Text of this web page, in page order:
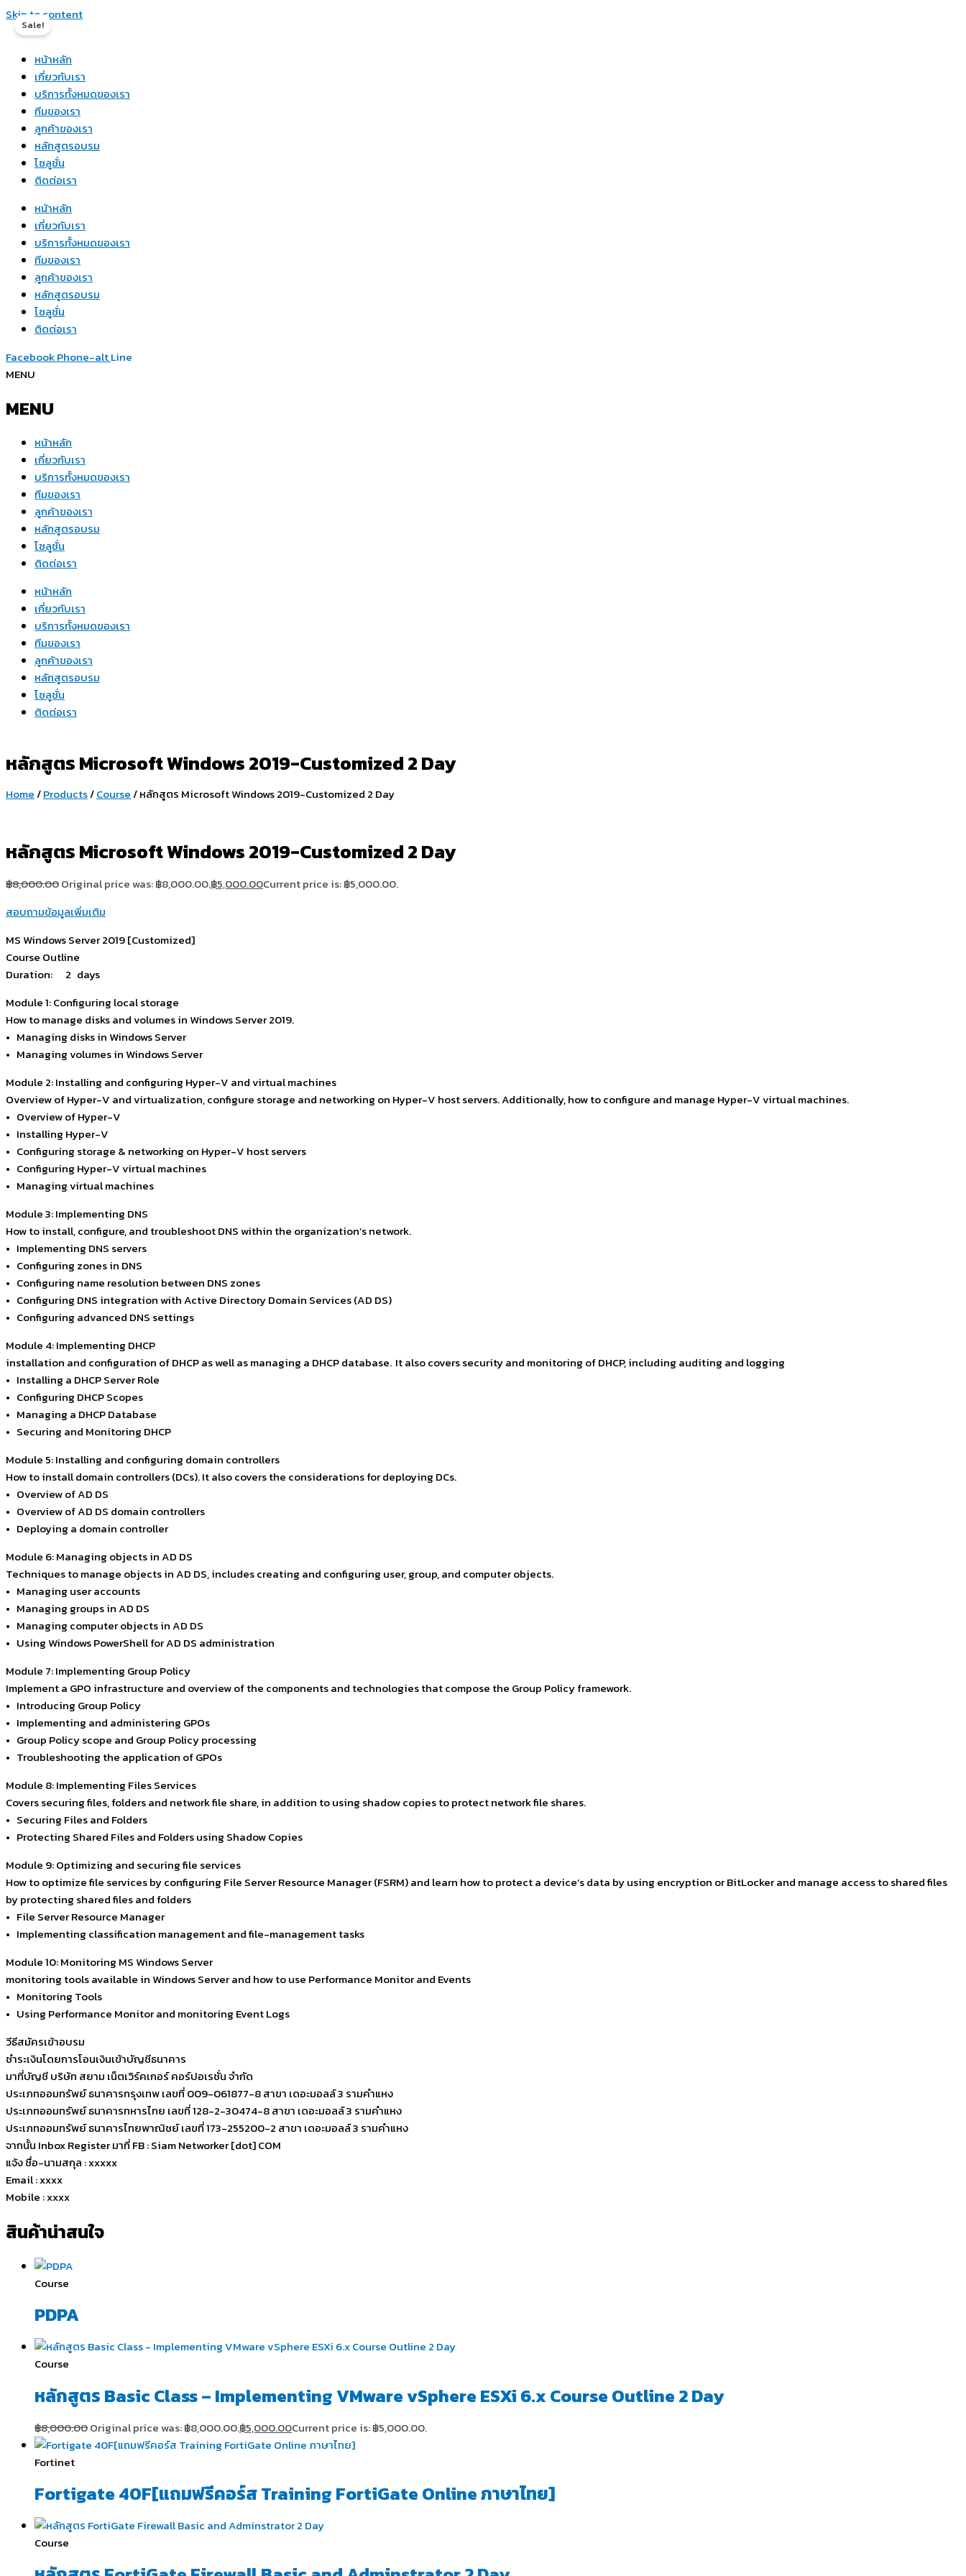
Skip to content
หน้าหลัก
เกี่ยวกับเรา
บริการทั้งหมดของเรา
ทีมของเรา
ลูกค้าของเรา
หลักสูตรอบรม
โซลูชั่น
ติดต่อเรา
หน้าหลัก
เกี่ยวกับเรา
บริการทั้งหมดของเรา
ทีมของเรา
ลูกค้าของเรา
หลักสูตรอบรม
โซลูชั่น
ติดต่อเรา
FacebookPhone-altLine
MENU
MENU
หน้าหลัก
เกี่ยวกับเรา
บริการทั้งหมดของเรา
ทีมของเรา
ลูกค้าของเรา
หลักสูตรอบรม
โซลูชั่น
ติดต่อเรา
หน้าหลัก
เกี่ยวกับเรา
บริการทั้งหมดของเรา
ทีมของเรา
ลูกค้าของเรา
หลักสูตรอบรม
โซลูชั่น
ติดต่อเรา
หลักสูตร Microsoft Windows 2019-Customized 2 Day
Home/Products/Course/ หลักสูตร Microsoft Windows 2019-Customized 2 Day
Sale!
หลักสูตร Microsoft Windows 2019-Customized 2 Day
฿8,000.00Original price was: ฿8,000.00.฿5,000.00Current price is: ฿5,000.00.
สอบถามข้อมูลเพิ่มเติม
MS Windows Server 2019 [Customized]
Course Outline
Duration: 2 days
Module 1: Configuring local storage
How to manage disks and volumes in Windows Server 2019.
• Managing disks in Windows Server
• Managing volumes in Windows Server
Module 2: Installing and configuring Hyper-V and virtual machines
Overview of Hyper-V and virtualization, configure storage and networking on Hyper-V host servers. Additionally, how to configure and manage Hyper-V virtual machines.
• Overview of Hyper-V
• Installing Hyper-V
• Configuring storage & networking on Hyper-V host servers
• Configuring Hyper-V virtual machines
• Managing virtual machines
Module 3: Implementing DNS
How to install, configure, and troubleshoot DNS within the organization’s network.
• Implementing DNS servers
• Configuring zones in DNS
• Configuring name resolution between DNS zones
• Configuring DNS integration with Active Directory Domain Services (AD DS)
• Configuring advanced DNS settings
Module 4: Implementing DHCP
installation and configuration of DHCP as well as managing a DHCP database. It also covers security and monitoring of DHCP, including auditing and logging
• Installing a DHCP Server Role
• Configuring DHCP Scopes
• Managing a DHCP Database
• Securing and Monitoring DHCP
Module 5: Installing and configuring domain controllers
How to install domain controllers (DCs). It also covers the considerations for deploying DCs.
• Overview of AD DS
• Overview of AD DS domain controllers
• Deploying a domain controller
Module 6: Managing objects in AD DS
Techniques to manage objects in AD DS, includes creating and configuring user, group, and computer objects.
• Managing user accounts
• Managing groups in AD DS
• Managing computer objects in AD DS
• Using Windows PowerShell for AD DS administration
Module 7: Implementing Group Policy
Implement a GPO infrastructure and overview of the components and technologies that compose the Group Policy framework.
• Introducing Group Policy
• Implementing and administering GPOs
• Group Policy scope and Group Policy processing
• Troubleshooting the application of GPOs
Module 8: Implementing Files Services
Covers securing files, folders and network file share, in addition to using shadow copies to protect network file shares.
• Securing Files and Folders
• Protecting Shared Files and Folders using Shadow Copies
Module 9: Optimizing and securing file services
How to optimize file services by configuring File Server Resource Manager (FSRM) and learn how to protect a device’s data by using encryption or BitLocker and manage access to shared files
by protecting shared files and folders
• File Server Resource Manager
• Implementing classification management and file-management tasks
Module 10: Monitoring MS Windows Server
monitoring tools available in Windows Server and how to use Performance Monitor and Events
• Monitoring Tools
• Using Performance Monitor and monitoring Event Logs
วีธีสมัครเข้าอบรม
ชำระเงินโดยการโอนเงินเข้าบัญชีธนาคาร
มาที่บัญชี บริษัท สยาม เน็ตเวิร์คเกอร์ คอร์ปอเรชั่น จำกัด
ประเภทออมทรัพย์ ธนาคารกรุงเทพ เลขที่ 009-061877-8 สาขา เดอะมอลล์ 3 รามคำแหง
ประเภทออมทรัพย์ ธนาคารทหารไทย เลขที่ 128-2-30474-8 สาขา เดอะมอลล์ 3 รามคำแหง
ประเภทออมทรัพย์ ธนาคารไทยพาณิชย์ เลขที่ 173-255200-2 สาขา เดอะมอลล์ 3 รามคำแหง
จากนั้น Inbox Register มาที่ FB : Siam Networker [dot] COM
แจ้ง ชื่อ-นามสกุล : xxxxx
Email : xxxx
Mobile : xxxx
สินค้าน่าสนใจ
Course
PDPA
Course
หลักสูตร Basic Class – Implementing VMware vSphere ESXi 6.x Course Outline 2 Day
฿8,000.00Original price was: ฿8,000.00.฿5,000.00Current price is: ฿5,000.00.
Fortinet
Fortigate 40F[แถมฟรีคอร์ส Training FortiGate Online ภาษาไทย]
Course